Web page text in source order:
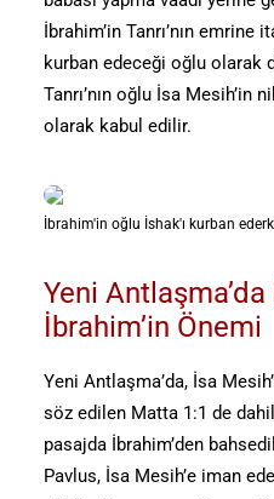
İbrahim’in Tanrı’nın emrine
kurban edeceği oğlu olarak
Tanrı’nın oğlu İsa Mesih’in
olarak kabul edilir.
İbrahim'in oğlu İshak'ı kurban
Yeni Antlaşma’da
İbrahim’in Önemi
Yeni Antlaşma’da, İsa
söz edilen Matta 1:1 de
pasajda İbrahim’den
Pavlus, İsa Mesih’e iman